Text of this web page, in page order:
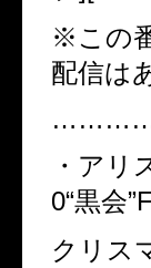
※この
配信は
・アリ
0“黒会
クリス